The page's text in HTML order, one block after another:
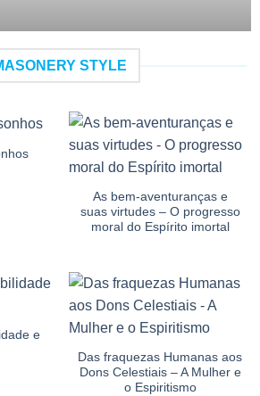
STYLE
As bem-aventuranças e
suas virtudes – O progresso
moral do Espírito imortal
e
Das fraquezas Humanas aos
Dons Celestiais – A Mulher e
o Espiritismo